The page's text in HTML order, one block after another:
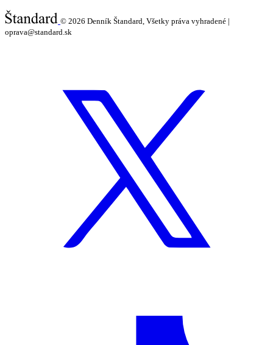
© 2026 Denník Štandard, Všetky práva vyhradené |
oprava@standard.sk